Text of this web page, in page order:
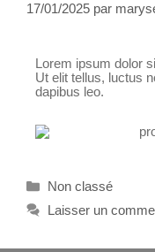
17/01/2025 par
Lorem ipsum dolor
Ut elit tellus, luctus
dapibus leo.
Non classé
Laisser un